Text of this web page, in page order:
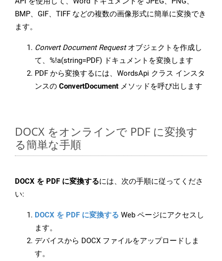
BMP、GIF、TIFF などの複数の画像形式に簡単に変換でき
ます。
Convert Document Requestオブジェクトを作成し
て、%!a(string=PDF) ドキュメントを変換します
PDF から変換するには、WordsApi クラス インスタ
ンスの ConvertDocument メソッドを呼び出します
DOCX をオンラインで PDF に変換す
る簡単な手順
DOCX を PDF に変換するには、次の手順に従ってくださ
い:
DOCX を PDF に変換する Web ページにアクセスし
ます。
デバイスから DOCX ファイルをアップロードしま
す。